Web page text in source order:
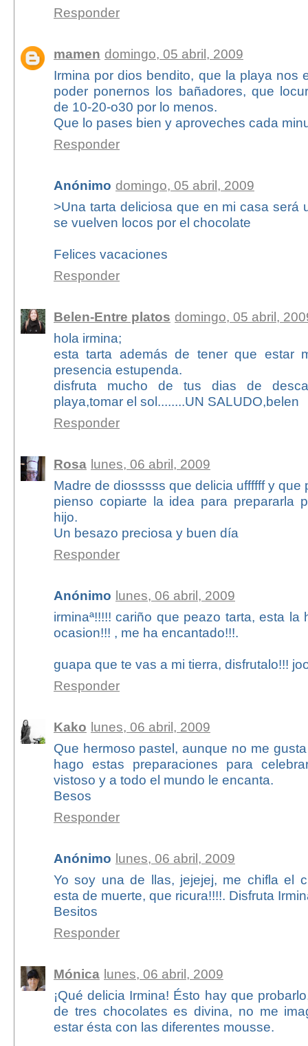
Responder
mamen domingo, 05 abril, 2009
Irmina por dios bendito, que la playa nos
poder ponernos los bañadores, que
de 10-20-o30 por lo menos.
Que lo pases bien y aproveches cada
Responder
Anónimo domingo, 05 abril, 2009
>Una tarta deliciosa que en mi casa será
se vuelven locos por el chocolate
Felices vacaciones
Responder
Belen-Entre platos domingo, 05 abril,
hola irmina;
esta tarta además de tener que estar
presencia estupenda.
disfruta mucho de tus dias de
playa,tomar el sol........UN SALUDO,belen
Responder
Rosa lunes, 06 abril, 2009
Madre de diosssss que delicia uffffff y que
pienso copiarte la idea para prepararla
hijo.
Un besazo preciosa y buen día
Responder
Anónimo lunes, 06 abril, 2009
irminaª!!!!! cariño que peazo tarta, esta
ocasion!!! , me ha encantado!!!.
guapa que te vas a mi tierra, disfrutalo!!!
Responder
Kako lunes, 06 abril, 2009
Que hermoso pastel, aunque no me
hago estas preparaciones para
vistoso y a todo el mundo le encanta.
Besos
Responder
Anónimo lunes, 06 abril, 2009
Yo soy una de llas, jejejej, me chifla el
esta de muerte, que ricura!!!!. Disfruta
Besitos
Responder
Mónica lunes, 06 abril, 2009
¡Qué delicia Irmina! Ésto hay que
de tres chocolates es divina, no me
estar ésta con las diferentes mousse.